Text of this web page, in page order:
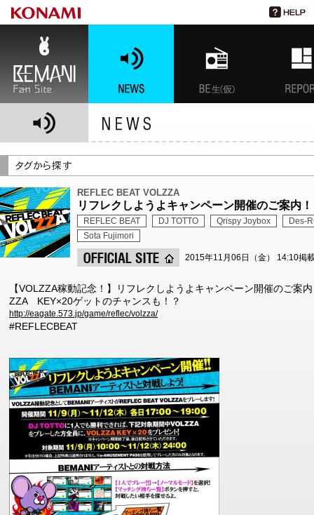
REFLEC BEAT VOLZZA
リフレクしようよキャンペーン開催のご案内！
REFLEC BEAT DJ TOTTO Qrispy Joybox
Des-
Sota Fujimori
2015年11月06日（金） 14:10掲
【VOLZZA稼動記念！】リフレクしようよキャンペーン開催のご案
ZZA KEY×20ゲットのチャンスも！？
http://eagate.573.jp/game/reflec/volzza/
#REFLECBEAT